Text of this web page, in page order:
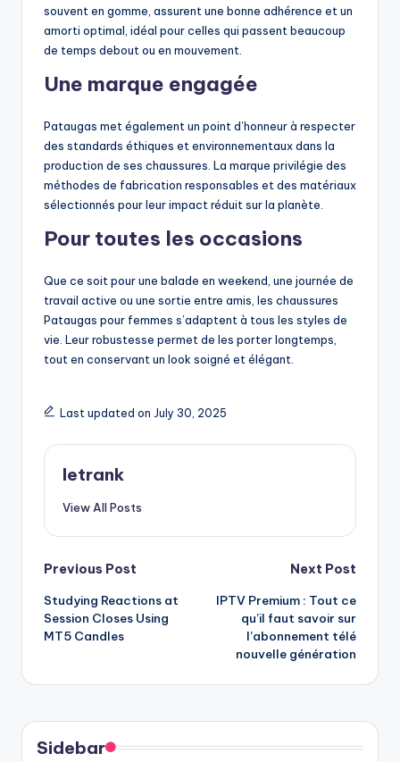
souvent en gomme, assurent une bonne adhérence et un
amorti optimal, idéal pour celles qui passent beaucoup
de temps debout ou en mouvement.
Une marque engagée
Pataugas met également un point d’honneur à respecter
des standards éthiques et environnementaux dans la
production de ses chaussures. La marque privilégie des
méthodes de fabrication responsables et des matériaux
sélectionnés pour leur impact réduit sur la planète.
Pour toutes les occasions
Que ce soit pour une balade en weekend, une journée de
travail active ou une sortie entre amis, les chaussures
Pataugas pour femmes s’adaptent à tous les styles de
vie. Leur robustesse permet de les porter longtemps,
tout en conservant un look soigné et élégant.
Last updated on July 30, 2025
letrank
View All Posts
Post
navigation
Previous Post
Studying Reactions at
Session Closes Using
MT5 Candles
Next Post
IPTV Premium : Tout ce
qu’il faut savoir sur
l’abonnement télé
nouvelle génération
Sidebar